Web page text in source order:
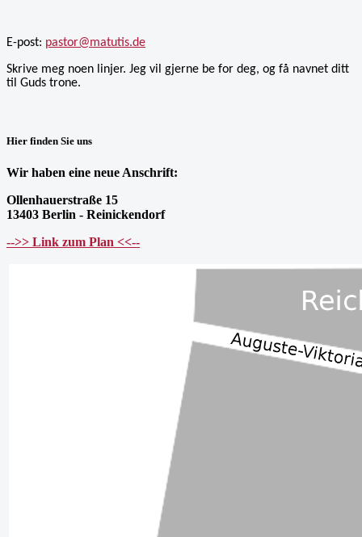
E-post: pastor@matutis.de
Skrive meg noen linjer. Jeg vil gjerne be for deg, og få navnet ditt
til Guds trone.
Hier finden Sie uns
Wir haben eine neue Anschrift:
Ollenhauerstraße 15
13403 Berlin - Reinickendorf
-->> Link zum Plan <<--